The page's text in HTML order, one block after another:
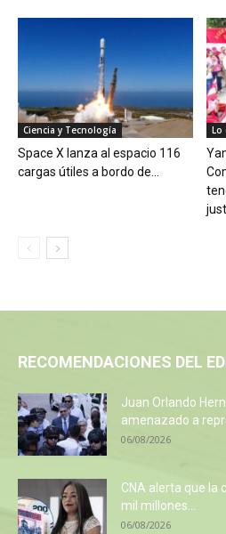
Ciencia y Tecnología
Space X lanza al espacio 116
cargas útiles a bordo de...
Lo
RECOMENDACIONES DEL
Juan Orlando
amenazado a
06/08/2026
CNA alerta que la
mil millones...
06/08/2026